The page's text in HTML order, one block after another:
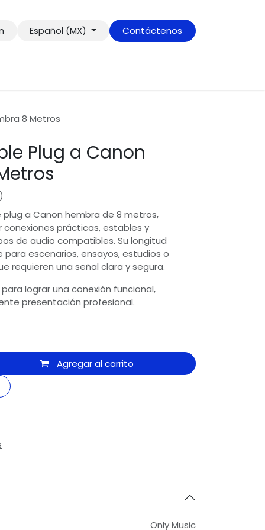
Español (MX) Contáctenos
8 Metros
Plug a Canon
plug a Canon hembra de 8 metros,
conexiones prácticas, estables y
de audio compatibles. Su longitud
escenarios, ensayos, estudios o
requieren una señal clara y segura.
lograr una conexión funcional,
presentación profesional.
Agregar al carrito
Only Music